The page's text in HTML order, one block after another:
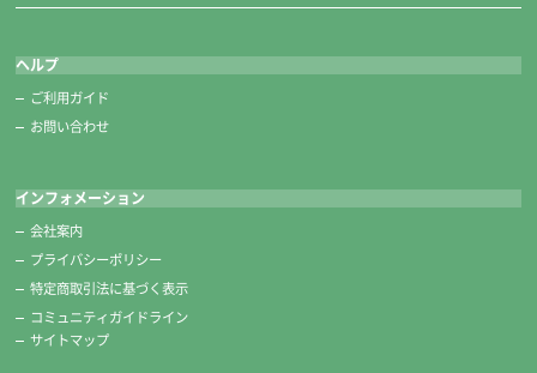
ヘルプ
ご利用ガイド
お問い合わせ
インフォメーション
会社案内
プライバシーポリシー
特定商取引法に基づく表示
コミュニティガイドライン
サイトマップ